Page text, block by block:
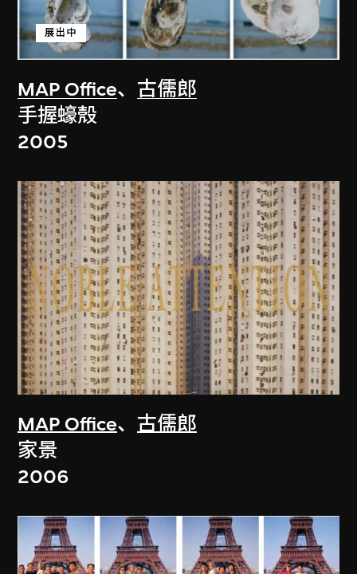
MAP Office、 古儒郎
展出中
手握蠔殼
2005
MAP Office、 古儒郎
家景
2006